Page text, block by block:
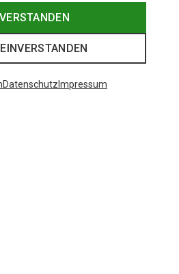
Datenschutz Impressum